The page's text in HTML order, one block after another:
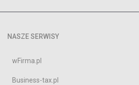
NASZE SERWISY
wFirma.pl
Business-tax.pl